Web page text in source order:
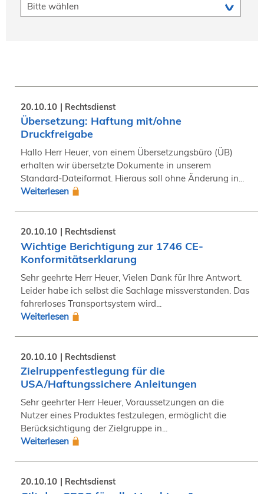
20.10.10 Rechtsdienst
Übersetzung: Haftung mit/ohne
Druckfreigabe
Hallo Herr Heuer, von einem Übersetzungsbüro (ÜB)
erhalten wir übersetzte Dokumente in unserem
Standard-Dateiformat. Hieraus soll ohne Änderung in...
Weiterlesen
20.10.10 Rechtsdienst
Wichtige Berichtigung zur 1746 CE-
Konformitätserklarung
Sehr geehrte Herr Heuer, Vielen Dank für Ihre Antwort.
Leider habe ich selbst die Sachlage missverstanden. Das
fahrerloses Transportsystem wird...
Weiterlesen
20.10.10 Rechtsdienst
Zielruppenfestlegung für die
USA/Haftungssichere Anleitungen
Sehr geehrter Herr Heuer, Voraussetzungen an die
Nutzer eines Produktes festzulegen, ermöglicht die
Berücksichtigung der Zielgruppe in...
Weiterlesen
20.10.10 Rechtsdienst